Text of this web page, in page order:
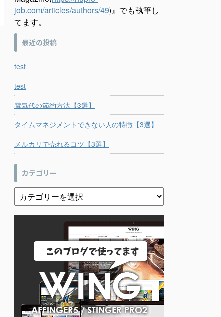
job.com/articles/authors/49)』でも執筆し
てます。
最近の投稿
test
test
電気代の節約方法【3選】
タイムマネジメントできない人の特徴【3選】
メルカリで売れるコツ【3選】
カテゴリー